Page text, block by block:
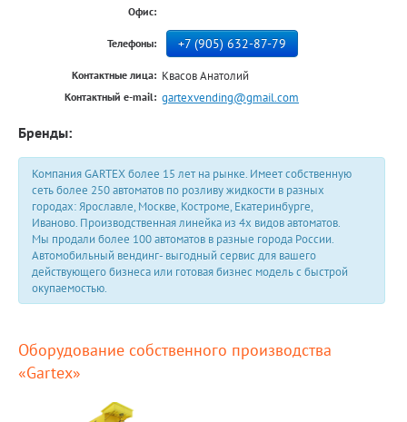
Офис:
Телефоны: +7 (905) 632-87-79
Контактные лица: Квасов Анатолий
Контактный e-mail: gartexvending@gmail.com
Бренды:
Компания GARTEX более 15 лет на рынке. Имеет собственную
сеть более 250 автоматов по розливу жидкости в разных
городах: Ярославле, Москве, Костроме, Екатеринбурге,
Иваново. Производственная линейка из 4х видов автоматов.
Мы продали более 100 автоматов в разные города России.
Автомобильный вендинг- выгодный сервис для вашего
действующего бизнеса или готовая бизнес модель с быстрой
окупаемостью.
Оборудование собственного производства
«Gartex»